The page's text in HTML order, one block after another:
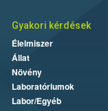
Gyakori kérdések
Élelmiszer
Állat
Növény
Laboratóriumok
Labor/Egyéb